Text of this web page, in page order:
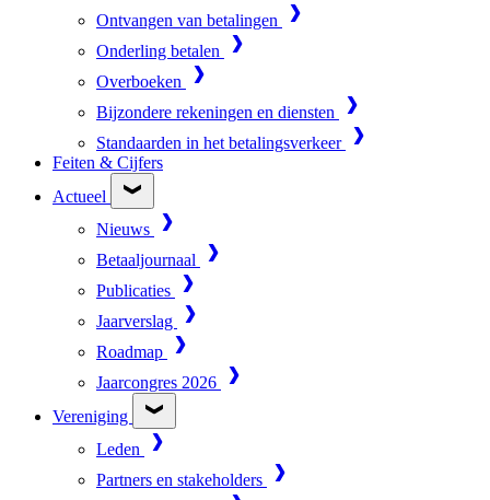
Ontvangen van betalingen
Onderling betalen
Overboeken
Bijzondere rekeningen en diensten
Standaarden in het betalingsverkeer
Feiten & Cijfers
Actueel
Nieuws
Betaaljournaal
Publicaties
Jaarverslag
Roadmap
Jaarcongres 2026
Vereniging
Leden
Partners en stakeholders